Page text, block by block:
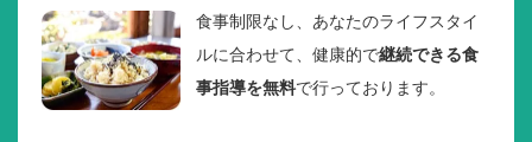
食事制限なし、あなたのライフスタイ
ルに合わせて、健康的で継続できる食
事指導を無料で行っております。